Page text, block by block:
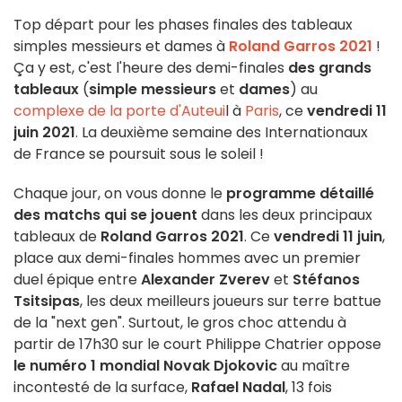
Top départ pour les phases finales des tableaux
simples messieurs et dames à Roland Garros 2021 !
Ça y est, c'est l'heure des demi-finales des grands
tableaux (simple messieurset dames) au
complexe de la porte d'Auteuil à Paris, cevendredi 11
juin 2021. La deuxième semaine des Internationaux
de France se poursuit sous le soleil !
Chaque jour, on vous donne le programme détaillé
des matchs qui se jouent dans les deux principaux
tableaux de Roland Garros 2021. Cevendredi 11 juin,
place aux demi-finales hommes avec un premier
duel épique entreAlexander Zverevet Stéfanos
Tsitsipas, les deux meilleurs joueurs sur terre battue
de la "next gen". Surtout, le gros choc attendu à
partir de 17h30 sur le court Philippe Chatrier oppose
le numéro 1 mondial Novak Djokovicau maître
incontesté de la surface, Rafael Nadal, 13 fois